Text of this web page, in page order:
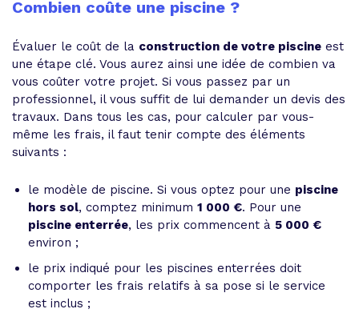
Combien coûte une piscine ?
Évaluer le coût de la construction de votre piscine est
une étape clé. Vous aurez ainsi une idée de combien va
vous coûter votre projet. Si vous passez par un
professionnel, il vous suffit de lui demander un devis des
travaux. Dans tous les cas, pour calculer par vous-
même les frais, il faut tenir compte des éléments
suivants :
le modèle de piscine. Si vous optez pour une piscine
hors sol, comptez minimum 1 000 €. Pour une
piscine enterrée, les prix commencent à 5 000 €
environ ;
le prix indiqué pour les piscines enterrées doit
comporter les frais relatifs à sa pose si le service
est inclus ;